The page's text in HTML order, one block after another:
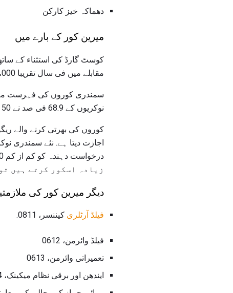
دھماکہ خیز کارکن
میرین کور کے بارے میں
مقابلے میں فی سال تقریبا 38،000 نئے نوکریاں شامل کرنے کی ضرورت ہے.
سمندری کوروں کی فہرست میں 32
نوکریوں کے 68.9 فی صد نے 50 یا اس سے اوپر کی سطح پر رنز بنائے ہیں.
درخواست دہندہ کو کم از کم 50
زیادہ اسکور کرتے ہیں
دیگر میرین کور کی
فیلڈ آرٹلری کیننسر، 0811.
فیلڈ وائرمن، 0612
تعمیراتی وائرمن، 0613
ایندھن اور برقی نظام میکینک، 3524